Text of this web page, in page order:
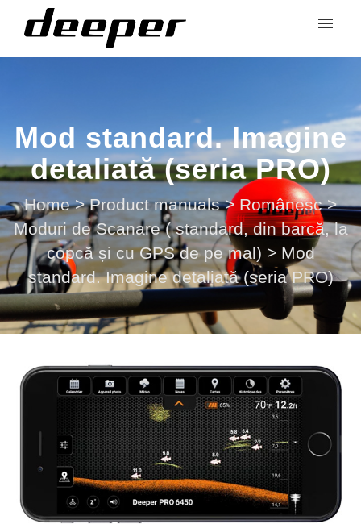
Mod standard. Imagine
detaliată (seria PRO)
Home > Product manuals > Românesc >
Moduri de Scanare ( standard, din barcă, la
copcă și cu GPS de pe mal) > Mod
standard. Imagine detaliată (seria PRO)